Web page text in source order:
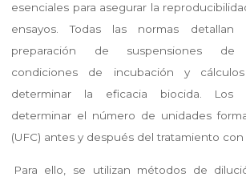
esenciales para asegurar la
ensayos. Todas las normas detallan
preparación de suspensiones de
condiciones de incubación y
determinar la eficacia biocida. Los
determinar el número de unidades
(UFC) antes y después del tratamiento
Para ello, se utilizan métodos de